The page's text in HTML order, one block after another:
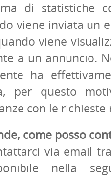
di statistiche
viene inviata un
viene
a un annuncio.
ha
per questo
con le richieste
come posso
via email
nella